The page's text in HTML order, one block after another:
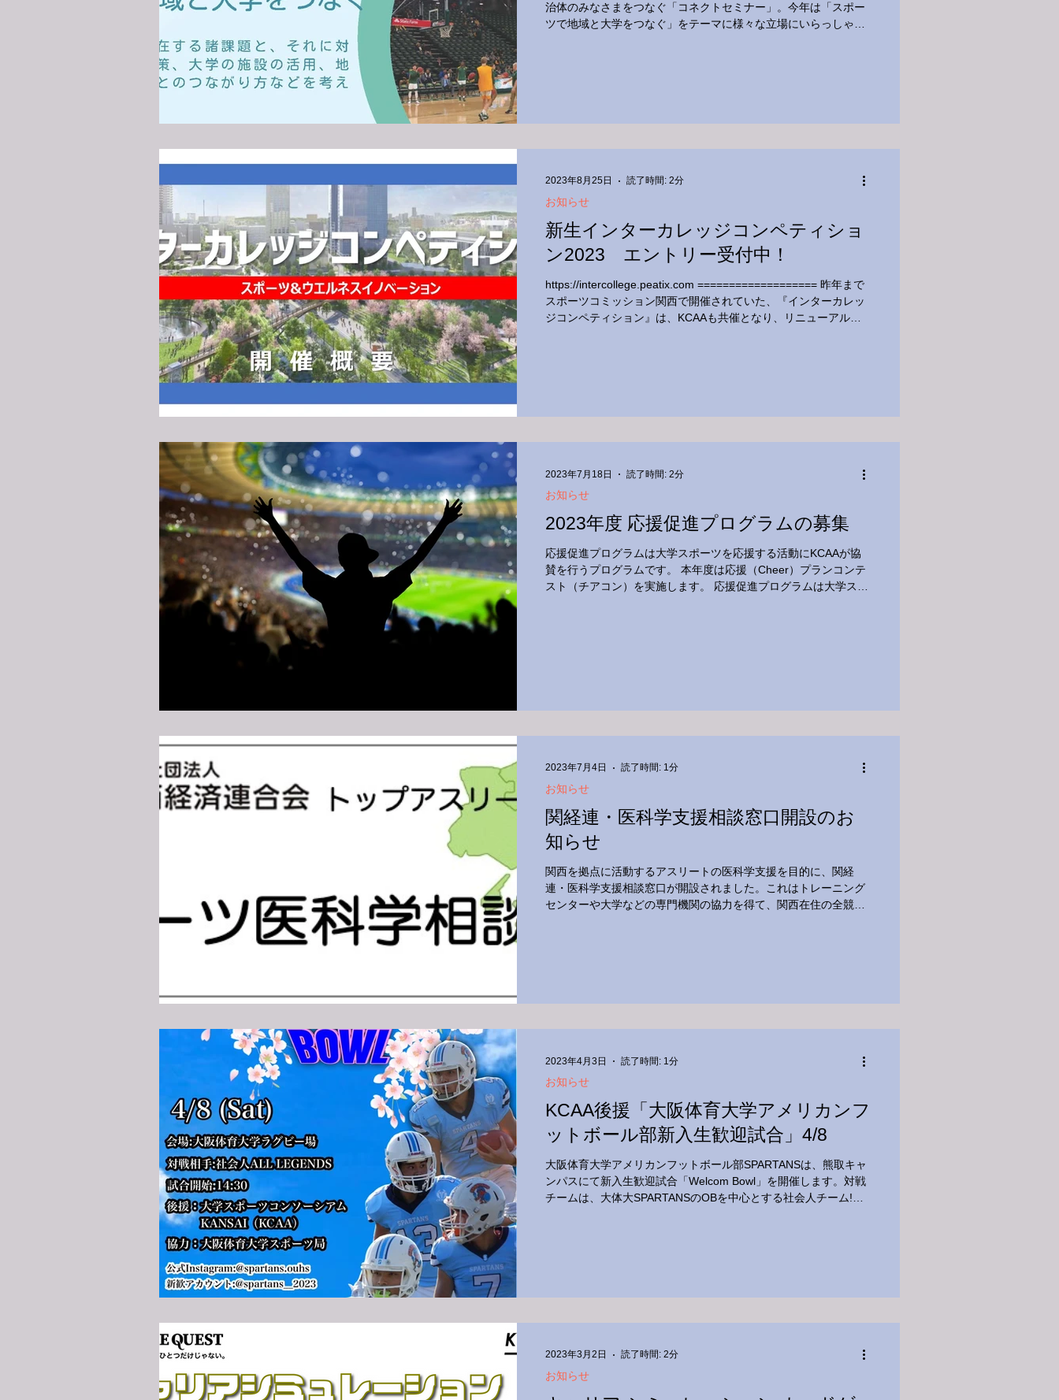
治体のみなさまをつなぐ「コネクトセミナー」。今年は「スポー
ツで地域と大学をつなぐ」をテーマに様々な立場にいらっしゃる
新生インターカレッジコンペティショ
ン2023 エントリー受付中！
https://intercollege.peatix.com =================== 昨年まで
スポーツコミッション関西で開催されていた、『インターカレッ
ジコンペティション』は、KCAAも共催となり、リニューアルし
お知らせ
2023年8月25日 読了時間: 2分
2023年度 応援促進プログラムの募集
応援促進プログラムは大学スポーツを応援する活動にKCAAが協
賛を行うプログラムです。 本年度は応援（Cheer）プランコンテ
スト（チアコン）を実施します。 応援促進プログラムは⼤学スポ
お知らせ
2023年7月18日 読了時間: 2分
関経連・医科学支援相談窓口開設のお
知らせ
関西を拠点に活動するアスリートの医科学支援を目的に、関経
連・医科学支援相談窓口が開設されました。これはトレーニング
センターや大学などの専門機関の協力を得て、関西在住の全競技
お知らせ
2023年7月4日 読了時間: 1分
KCAA後援「大阪体育大学アメリカンフ
ットボール部新入生歓迎試合」4/8
大阪体育大学アメリカンフットボール部SPARTANSは、熊取キャ
ンパスにて新入生歓迎試合「Welcom Bowl」を開催します。対戦
チームは、大体大SPARTANSのOBを中心とする社会人チーム!！
お知らせ
2023年4月3日 読了時間: 1分
お知らせ
2023年3月2日 読了時間: 2分